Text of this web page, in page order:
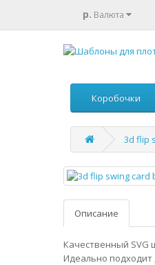
р. Валюта
Коробочки
3d flip
Описание
Качественный SVG
Идеально подходит